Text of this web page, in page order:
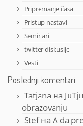
Pripremanje časa
Pristup nastavi
Seminari
twitter diskusije
Vesti
Poslednji komentari
Tatjana на
obrazovanju
Stefна A da